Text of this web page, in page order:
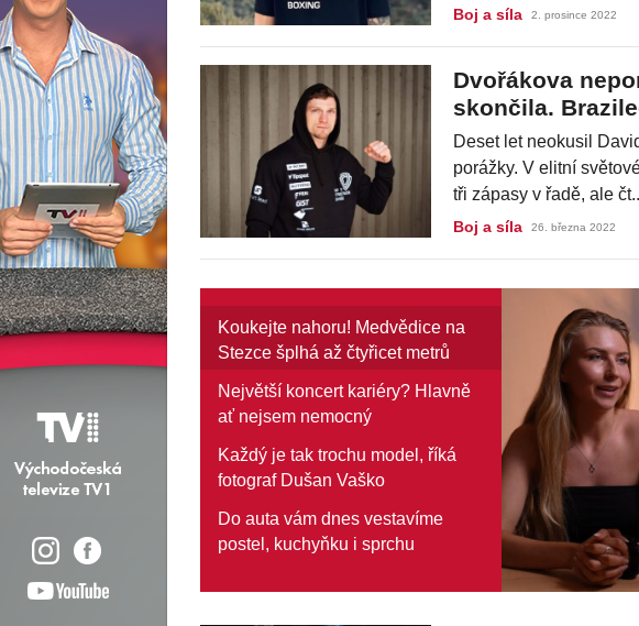
Boj a síla 2. prosince 2022
Dvořákova
skončila.
Deset let neokusil
porážky. V elitní
tři zápasy v řadě, ale
Boj a síla 26. března 2022
Koukejte nahoru! Medvědice na
Stezce šplhá až čtyřicet metrů
Největší koncert kariéry? Hlavně
ať nejsem nemocný
Každý je tak trochu model, říká
fotograf Dušan Vaško
Do auta vám dnes vestavíme
postel, kuchyňku i sprchu